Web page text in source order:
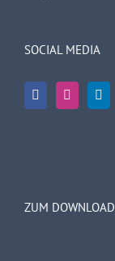
SOCIAL MEDIA
ZUM DOWNLOAD